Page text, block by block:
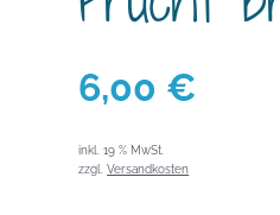
6,00 €
inkl. 19 % MwSt.
zzgl.Versandkosten